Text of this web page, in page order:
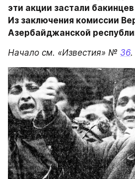
эти акции застали
Из заключения комиссии
Азербайджанской
Начало см. «Известия» № 36.